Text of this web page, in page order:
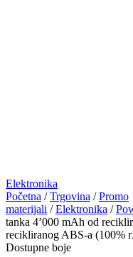
Elektronika
Početna /Trgovina /Promo
materijali /Elektronika /
tanka 4’000 mAh od
recikliranog ABS-a (100%
Dostupne boje